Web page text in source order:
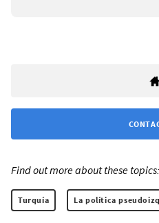
Find out more about these topics:
Turquía La política